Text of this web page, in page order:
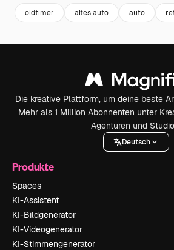
oldtimer altes auto auto
Die kreative Plattform, um deine beste
Mehr als 1 Million Abonnenten unter
Agenturen und
Deutsch
Produkte
Spaces
KI-Assistent
KI-Bildgenerator
KI-Videogenerator
KI-Stimmengenerator